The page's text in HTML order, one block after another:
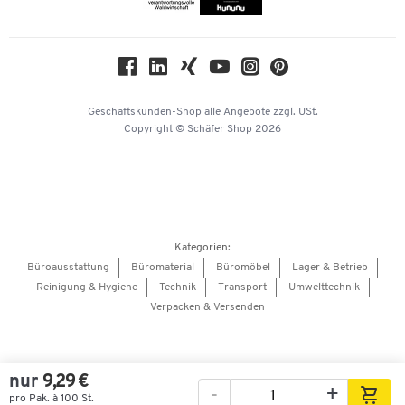
nur 9,29 €
pro Pak. à 100 St. - +
KinderHerz Zukunftsfonds
Barrierefreiheitserklärung
Onlinebewerbung Lieferant
Geschäftskunden-Shop alle Angebote zzgl. USt.
Copyright © Schäfer Shop 2026
Kategorien:
Büroausstattung
Büromaterial Büromöbel
Lager & Betrieb
Reinigung & Hygiene
Technik Transport
Umwelttechnik
Verpacken & Versenden